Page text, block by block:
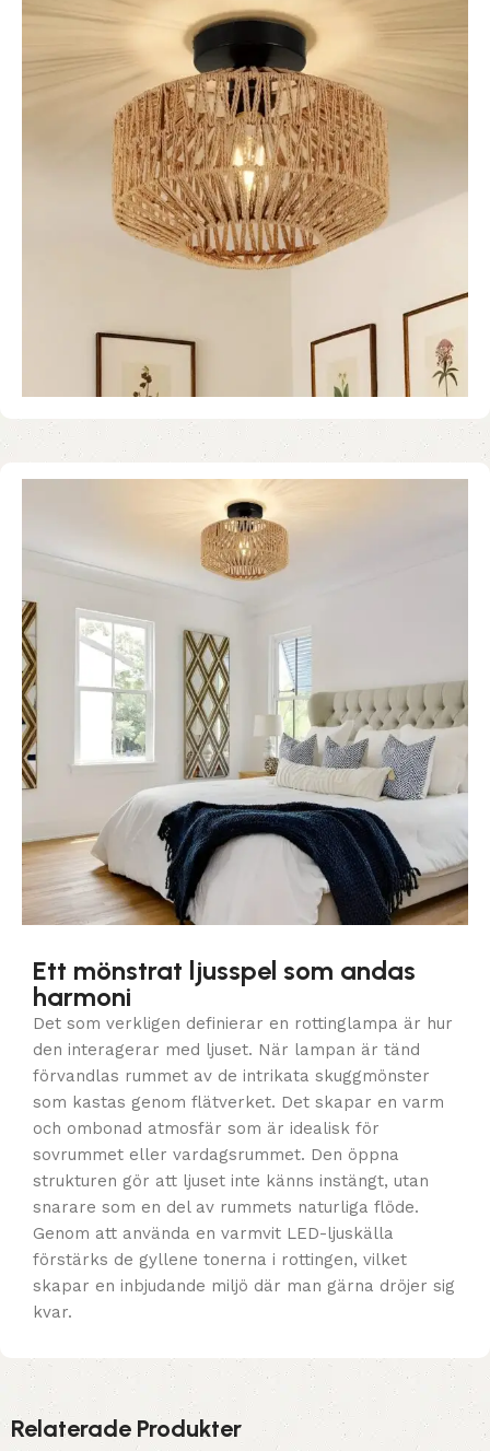
Ett mönstrat ljusspel som andas
harmoni
Det som verkligen definierar en rottinglampa är hur
den interagerar med ljuset. När lampan är tänd
förvandlas rummet av de intrikata skuggmönster
som kastas genom flätverket. Det skapar en varm
och ombonad atmosfär som är idealisk för
sovrummet eller vardagsrummet. Den öppna
strukturen gör att ljuset inte känns instängt, utan
snarare som en del av rummets naturliga flöde.
Genom att använda en varmvit LED-ljuskälla
förstärks de gyllene tonerna i rottingen, vilket
skapar en inbjudande miljö där man gärna dröjer sig
kvar.
Relaterade Produkter